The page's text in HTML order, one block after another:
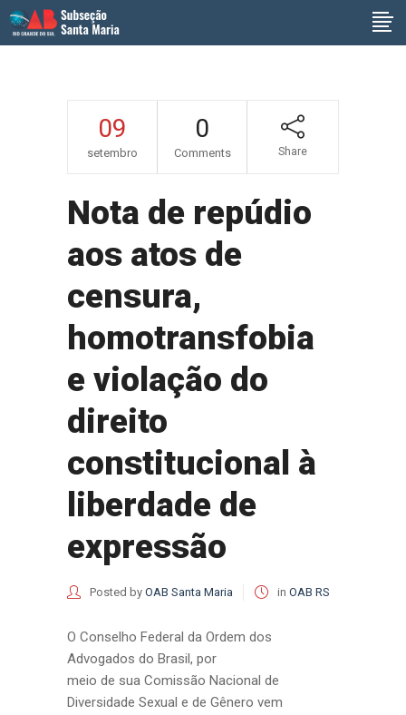
09
setembro
0
Comments Share
Nota de repúdio
aos atos de
censura,
homotransfobia
e violação do
direito
constitucional à
liberdade de
expressão
Posted by OAB Santa Maria in OAB RS
O Conselho Federal da Ordem dos
Advogados do Brasil, por
meio de sua Comissão Nacional de
Diversidade Sexual e de Gênero vem